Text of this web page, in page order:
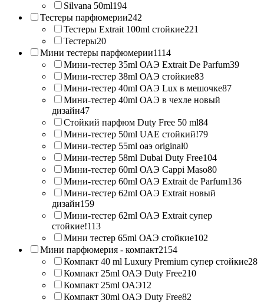
Silvana 50ml194
Тестеры парфюмерии242
Тестеры Extrait 100ml стойкие221
Тестеры20
Мини тестеры парфюмерии1114
Мини-тестер 35ml ОАЭ Extrait De Parfum39
Мини-тестер 38ml ОАЭ стойкие83
Мини-тестер 40ml ОАЭ Lux в мешочке87
Мини-тестер 40ml ОАЭ в чехле новый
дизайн47
Стойкий парфюм Duty Free 50 ml84
Мини-тестер 50ml UAE стойкий!79
Мини-тестер 55ml оаэ original0
Мини-тестер 58ml Dubai Duty Free104
Мини-тестер 60ml ОАЭ Cappi Maso80
Мини-тестер 60ml ОАЭ Extrait de Parfum136
Мини-тестер 62ml ОАЭ Extrait новый
дизайн159
Мини-тестер 62ml ОАЭ Extrait супер
стойкие!113
Мини тестер 65ml ОАЭ стойкие102
Мини парфюмерия - компакт2154
Компакт 40 ml Luxury Premium супер стойкие28
Компакт 25ml ОАЭ Duty Free210
Компакт 25ml ОАЭ12
Компакт 30ml ОАЭ Duty Free82